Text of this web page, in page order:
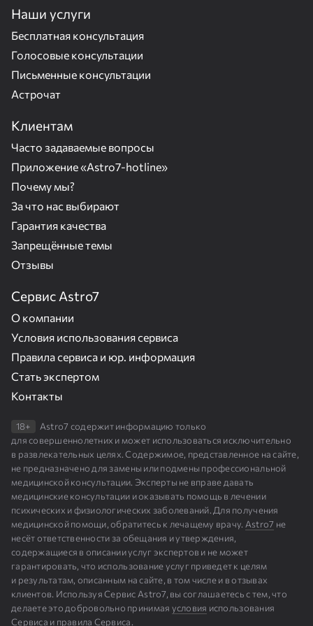
Наши услуги
Бесплатная консультация
Голосовые консультации
Письменные консультации
Астрочат
Клиентам
Часто задаваемые вопросы
Приложение «Astro7-hotline»
Почему мы?
За что нас выбирают
Гарантия качества
Запрещённые темы
Отзывы
Сервис Astro7
О компании
Условия использования сервиса
Правила сервиса и юр. информация
Стать экспертом
Контакты
18+
Astro7 содержит информацию только
для совершеннолетних и может использоваться исключительно
в развлекательных целях. Содержимое, представленное на сайте,
не предназначено для замены или подмены профессиональной
медицинской консультации. Эксперты не вправе давать
медицинские консультации и оказывать помощь в лечении
психических и физиологических заболеваний. Для получения
медицинской помощи, обратитесь к лечащему врачу. Astro7 не
несёт ответственности за обещания и утверждения,
содержащиеся в описании услуг экспертов и не может
гарантировать, что использование услуг приведет к целям
и результатам, описанным на сайте, в том числе и в отзывах
клиентов. Используя Сервис Astro7, вы соглашаетесь с тем, что
делаете это добровольно принимая условия использования
Сервиса и правила Сервиса.